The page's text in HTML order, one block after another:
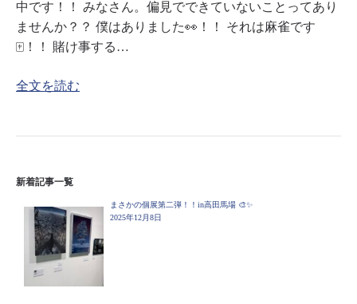
中です！！ みなさん。偏見でできていないことってあり
ませんか？？ 僕はありました👀！！ それは麻雀です
🀄️！！ 賭け事する…
全文を読む
新着記事一覧
まさかの個展第二弾！！in高田馬場 🎨✨
2025年12月8日